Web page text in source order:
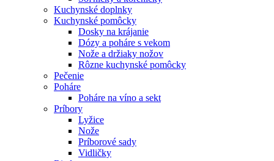
Kuchynské doplnky
Kuchynské pomôcky
Dosky na krájanie
Dózy a poháre s vekom
Nože a držiaky nožov
Rôzne kuchynské pomôcky
Pečenie
Poháre
Poháre na víno a sekt
Príbory
Lyžice
Nože
Príborové sady
Vidličky